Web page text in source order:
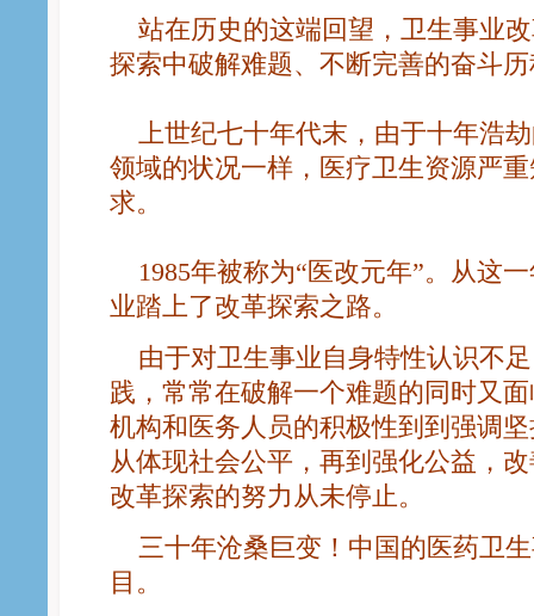
站在历史的这端回望，卫生事业
探索中破解难题、不断完善的奋斗
上世纪七十年代末，由于十年浩
领域的状况一样，医疗卫生资源严
求。
1985年被称为“医改元年”。从这
业踏上了改革探索之路。
由于对卫生事业自身特性认识不
践，常常在破解一个难题的同时又
机构和医务人员的积极性到到强调
从体现社会公平，再到强化公益，
改革探索的努力从未停止。
三十年沧桑巨变！中国的医药卫
目。